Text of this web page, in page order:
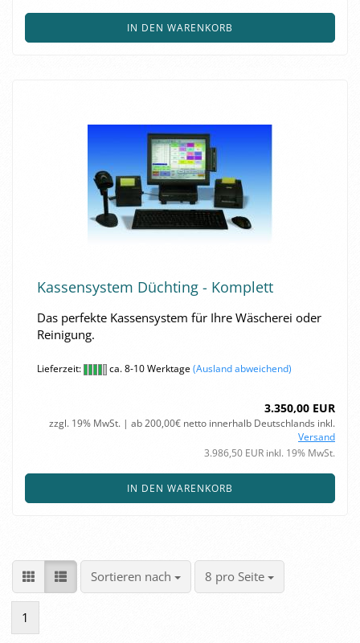
IN DEN WARENKORB
Kas­sen­sys­tem Düch­ting - Kom­plett
Das per­fek­te Kas­sen­sys­tem für Ihre Wä­sche­rei oder
Rei­ni­gung.
Lieferzeit: ca. 8-10 Werktage(Ausland abweichend)
3.350,00 EUR
zzgl. 19% MwSt. | ab 200,00€ netto innerhalb Deutschlands inkl.
Versand
3.986,50 EUR inkl. 19% MwSt.
IN DEN WARENKORB
Sortieren nach
Sortieren nach 8 pro Seite
pro Seite
1